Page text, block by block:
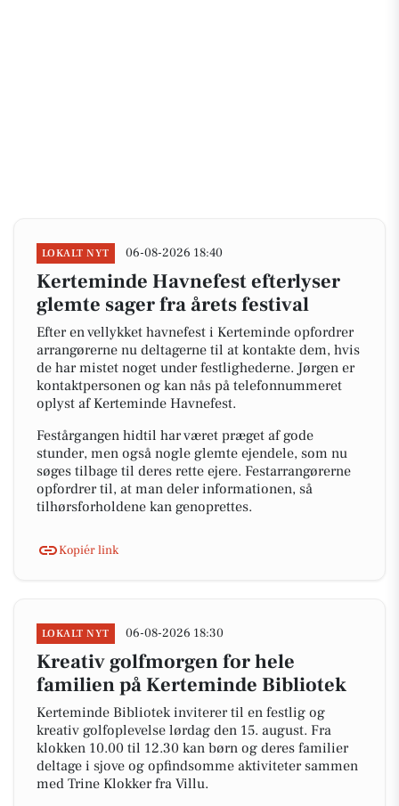
LOKALT NYT 06-08-2026 18:40
Kerteminde Havnefest efterlyser
glemte sager fra årets festival
Efter en vellykket havnefest i Kerteminde opfordrer
arrangørerne nu deltagerne til at kontakte dem, hvis
de har mistet noget under festlighederne. Jørgen er
kontaktpersonen og kan nås på telefonnummeret
oplyst af Kerteminde Havnefest.
Festårgangen hidtil har været præget af gode
stunder, men også nogle glemte ejendele, som nu
søges tilbage til deres rette ejere. Festarrangørerne
opfordrer til, at man deler informationen, så
tilhørsforholdene kan genoprettes.
Kopiér link
LOKALT NYT 06-08-2026 18:30
Kreativ golfmorgen for hele
familien på Kerteminde Bibliotek
Kerteminde Bibliotek inviterer til en festlig og
kreativ golfoplevelse lørdag den 15. august. Fra
klokken 10.00 til 12.30 kan børn og deres familier
deltage i sjove og opfindsomme aktiviteter sammen
med Trine Klokker fra Villu.